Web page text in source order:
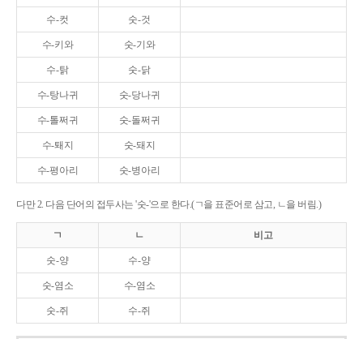
수-컷 숫-것
수-키와 숫-기와
수-탉 숫-닭
수-탕나귀 숫-당나귀
수-톨쩌귀 숫-돌쩌귀
수-퇘지 숫-돼지
수-평아리 숫-병아리
다만 2. 다음 단어의 접두사는 '숫-'으로 한다.(ㄱ을 표준어로 삼고, ㄴ을 버림.)
ㄱ ㄴ 비고
숫-양 수-양
숫-염소 수-염소
숫-쥐 수-쥐